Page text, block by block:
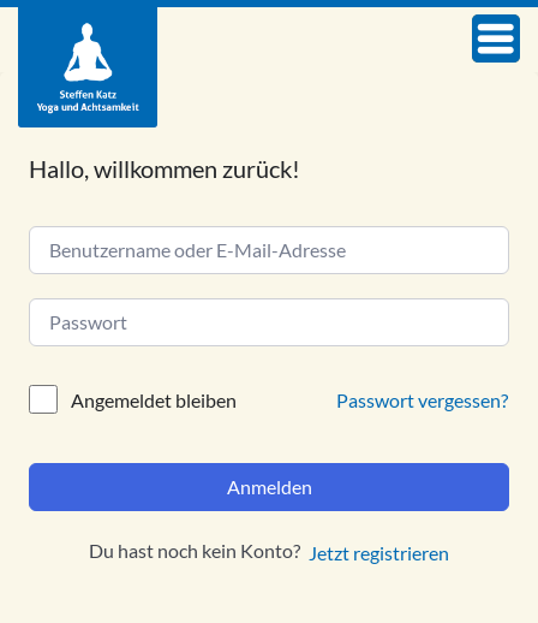
Hallo, willkommen zurück!
Alternative:
Angemeldet bleiben Passwort vergessen?
Anmelden
Du hast noch kein Konto? Jetzt registrieren